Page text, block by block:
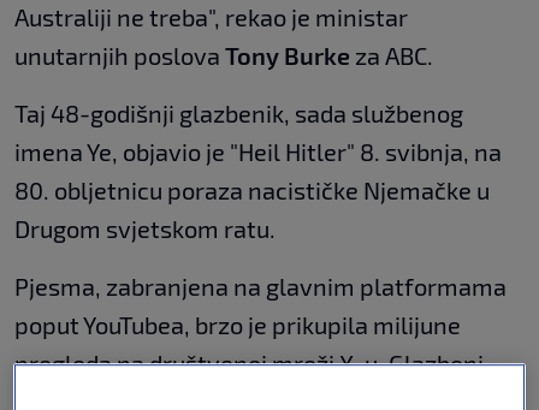
Australiji ne treba", rekao je ministar
unutarnjih poslova Tony Burke za ABC.
Taj 48-godišnji glazbenik, sada službenog
imena Ye, objavio je "Heil Hitler" 8. svibnja, na
80. obljetnicu poraza nacističke Njemačke u
Drugom svjetskom ratu.
Pjesma, zabranjena na glavnim platformama
poput YouTubea, brzo je prikupila milijune
pregleda na društvenoj mreži X-u. Glazbeni